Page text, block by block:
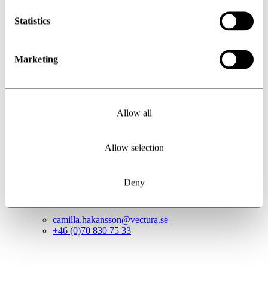
Statistics
Marketing
Allow all
Allow selection
Deny
möjliggöra detta, säger Eric LaFleche, VD, Siemens Healthineers
Håkansson
camilla.hakansson@vectura.se
+46 (0)70 830 75 33